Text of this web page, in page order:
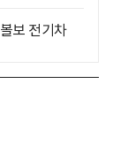
보 전기차